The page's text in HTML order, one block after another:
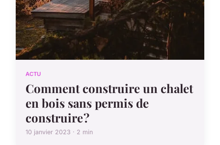
ACTU
Comment construire un chalet
en bois sans permis de
construire ?
10 janvier 2023 · 2 min